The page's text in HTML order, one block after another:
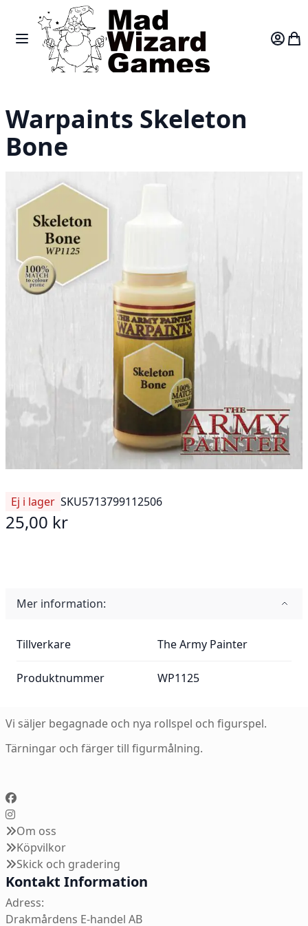
Skip to Content
Toggle Nav
Warpaints Skeleton
Bone
Ej i lager SKU5713799112506
25,00 kr
Mer information:
Tillverkare The Army Painter
Produktnummer WP1125
Vi säljer begagnade och nya rollspel och figurspel.
Tärningar och färger till figurmålning.
Om oss
Köpvilkor
Skick och gradering
Kontakt Information
Adress:
Drakmårdens E-handel AB